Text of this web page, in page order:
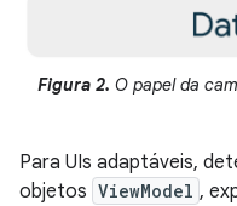
Figura 2. O papel da
Para UIs adaptáveis,
objetos ViewModel ,